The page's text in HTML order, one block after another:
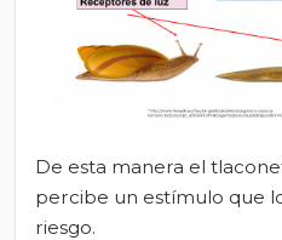
De esta manera el
percibe un estímulo que
riesgo.